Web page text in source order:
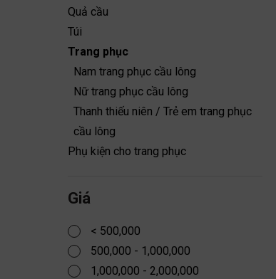
Quả cầu
Túi
Trang phục
Nam trang phục cầu lông
Nữ trang phục cầu lông
Thanh thiếu niên / Trẻ em trang phục
cầu lông
Phụ kiện cho trang phục
Giá
< 500,000
500,000 - 1,000,000
1,000,000 - 2,000,000